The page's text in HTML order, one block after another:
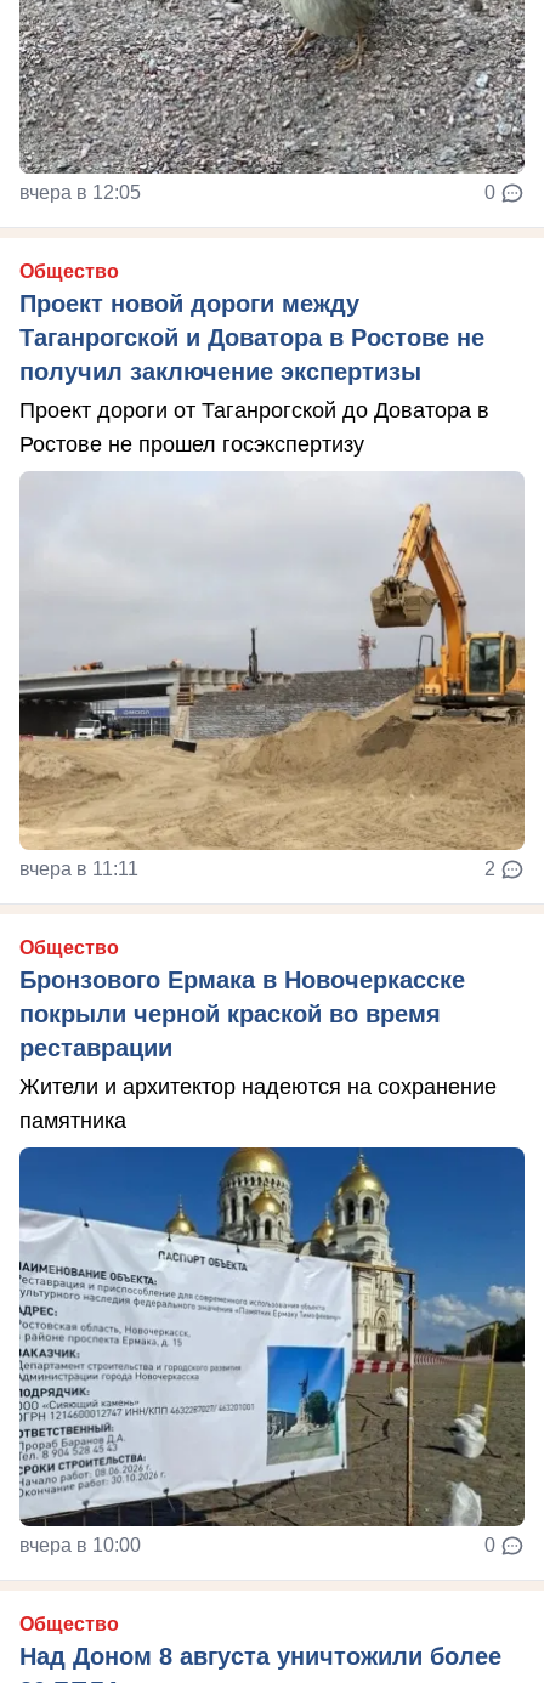
вчера в 12:05 0
Общество
Проект новой дороги между
Таганрогской и Доватора в Ростове не
получил заключение экспертизы
Проект дороги от Таганрогской до Доватора в
Ростове не прошел госэкспертизу
вчера в 11:11 2
Общество
Бронзового Ермака в Новочеркасске
покрыли черной краской во время
реставрации
Жители и архитектор надеются на сохранение
памятника
вчера в 10:00 0
Общество
Над Доном 8 августа уничтожили более